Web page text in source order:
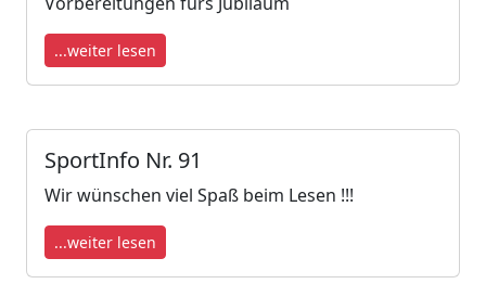
...weiter lesen
SportInfo Nr. 91
Wir wünschen viel Spaß beim Lesen !!!
...weiter lesen